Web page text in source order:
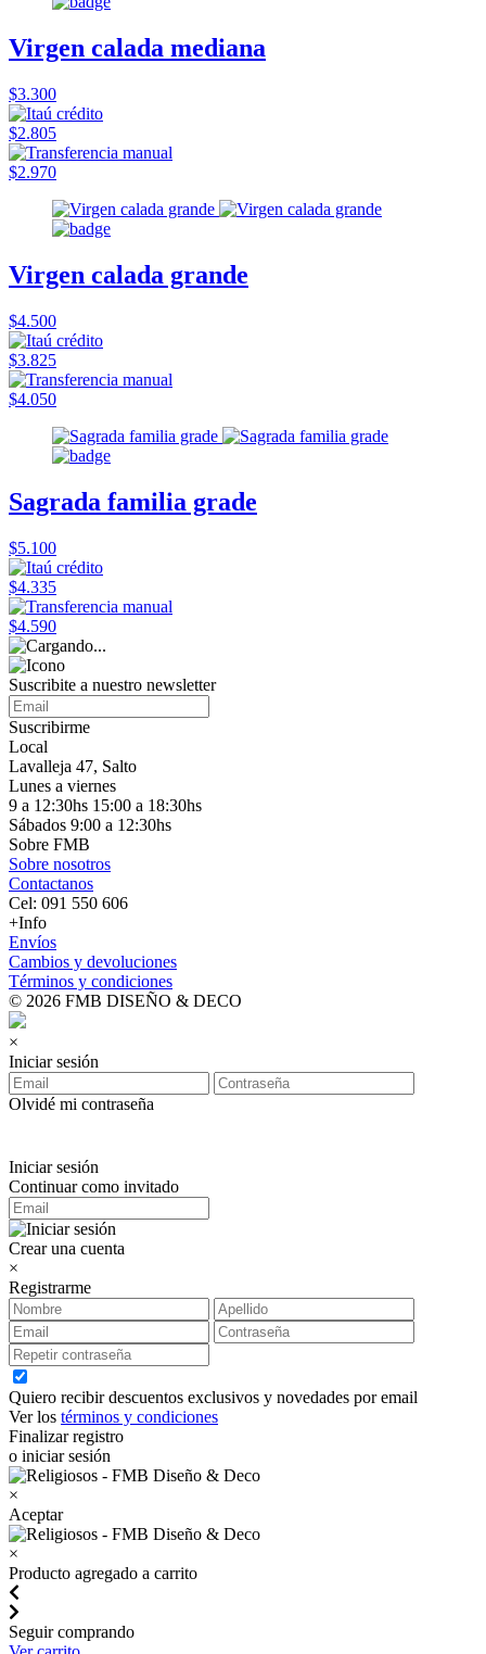
Virgen calada mediana
$3.300
$2.805
$2.970
Virgen calada grande
$4.500
$3.825
$4.050
Sagrada familia grade
$5.100
$4.335
$4.590
Suscribite a nuestro newsletter
Suscribirme
Local
Lavalleja 47, Salto
Lunes a viernes
9 a 12:30hs 15:00 a 18:30hs
Sábados 9:00 a 12:30hs
Sobre FMB
Sobre nosotros
Contactanos
Cel: 091 550 606
+Info
Envíos
Cambios y devoluciones
Términos y condiciones
© 2026 FMB DISEÑO & DECO
×
Iniciar sesión
Olvidé mi contraseña
Iniciar sesión
Continuar como invitado
Crear una cuenta
×
Registrarme
Quiero recibir descuentos exclusivos y novedades por email
Ver los términos y condiciones
Finalizar registro
o iniciar sesión
×
Aceptar
×
Producto agregado a carrito
Seguir comprando